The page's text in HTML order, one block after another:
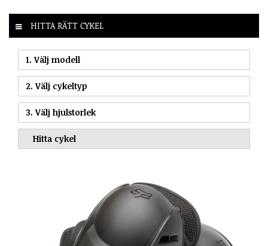
HITTA RÄTT CYKEL
1. Välj modell
2. Välj cykeltyp
3. Välj hjulstorlek